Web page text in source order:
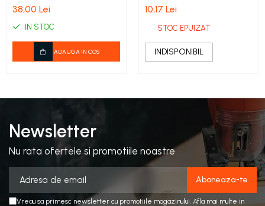
horror Halloween
38,00 Lei
IN STOC
ADAUGA IN COS
VAMPIRE
10,17 Lei
STOC EPUIZAT
INDISPONIBIL
Newsletter
Nu rata ofertele si promotiile noastre
Vreau sa primesc newsletter cu promotiile magazinului. Afla mai multe in